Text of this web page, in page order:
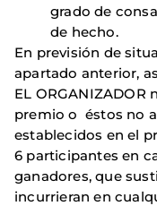
grado de
de hecho.
En previsión de
apartado anterior,
EL ORGANIZADOR
premio o éstos no
establecidos en el
6 participantes en
ganadores, que
incurrieran en